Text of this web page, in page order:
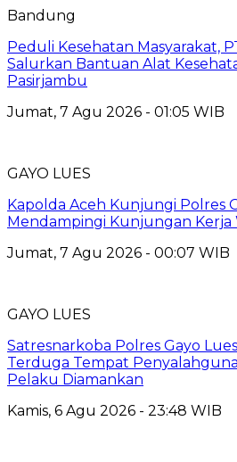
Bandung
Peduli Kesehatan Masyarakat,
Salurkan Bantuan Alat
Pasirjambu
Jumat, 7 Agu 2026 - 01:05 WIB
GAYO LUES
Kapolda Aceh Kunjungi Polres
Mendampingi Kunjungan Kerja
Jumat, 7 Agu 2026 - 00:07 WIB
GAYO LUES
Satresnarkoba Polres Gayo
Terduga Tempat
Pelaku Diamankan
Kamis, 6 Agu 2026 - 23:48 WIB